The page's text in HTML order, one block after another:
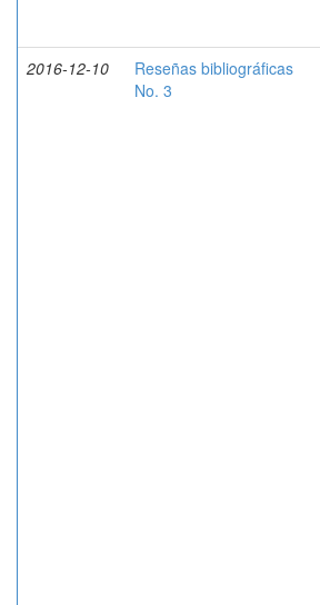
2016-12-10
Reseñas bibliográficas
No. 3